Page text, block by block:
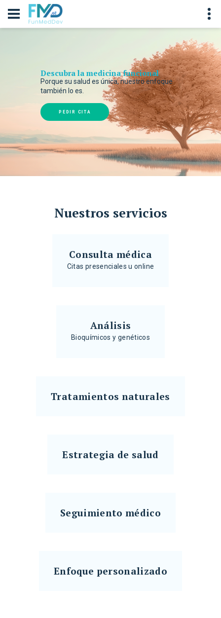
Descubra la medicina funcional
Porque su salud es única, nuestro enfoque
también lo es.
PEDIR CITA
Nuestros servicios
Consulta médica
Citas presenciales u online
Análisis
Bioquímicos y genéticos
Tratamientos naturales
Estrategia de salud
Seguimiento médico
Enfoque personalizado